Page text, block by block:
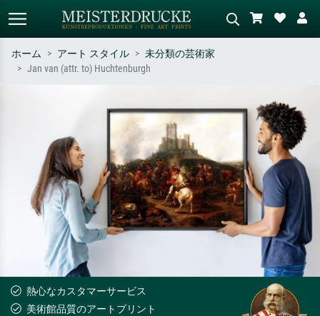
– 例：モネ、星月夜、印象派、北
シーンを説明してください – 例：
緑の草原、赤の多い抽象画、暗い
油絵、木のそばの立ち姿のヌー
ホーム アート スタイル
未分類の芸術家
Jan van (attr. to) Huchtenburgh
熱心なカスタマーサービス
美術館品質のアートプリント